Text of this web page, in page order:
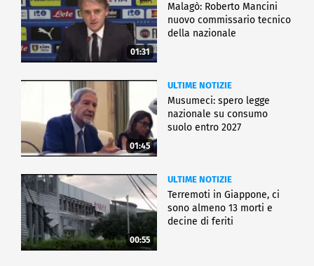
01:31
Malagò: Roberto Mancini
nuovo commissario tecnico
della nazionale
01:45
ULTIME NOTIZIE
Musumeci: spero legge
nazionale su consumo
suolo entro 2027
00:55
ULTIME NOTIZIE
Terremoti in Giappone, ci
sono almeno 13 morti e
decine di feriti